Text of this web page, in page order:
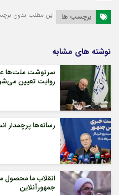
برچسب ها این مطلب بدون
نوشته های مشابه
سرنوشت ملت‌ها
روایت تعیین
رسانه‌ها پرچمدار
انقلاب ما
جمهورآنلاین